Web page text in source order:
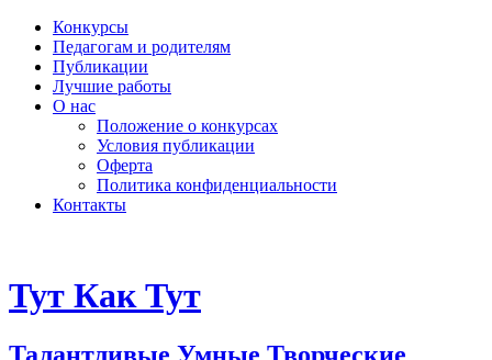
Конкурсы
Педагогам и родителям
Публикации
Лучшие работы
О нас
Положение о конкурсах
Условия публикации
Оферта
Политика конфиденциальности
Контакты
Тут Как Тут